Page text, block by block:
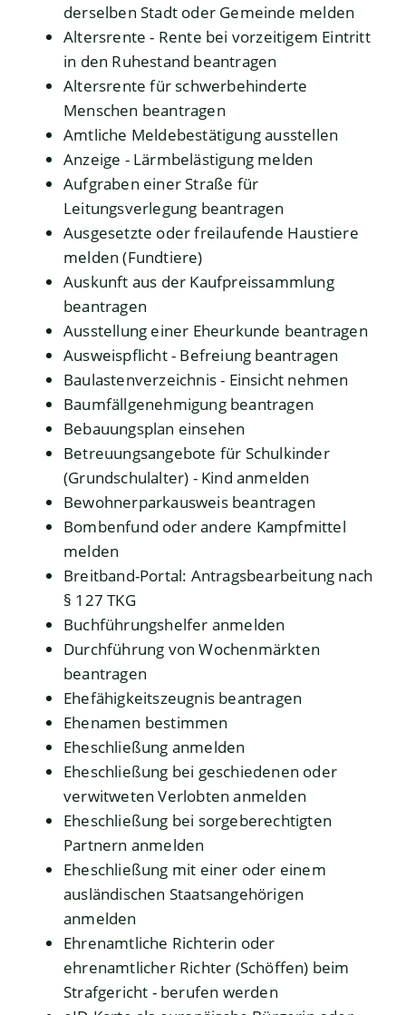
derselben Stadt oder Gemeinde melden
Altersrente - Rente bei vorzeitigem Eintritt
in den Ruhestand beantragen
Altersrente für schwerbehinderte
Menschen beantragen
Amtliche Meldebestätigung ausstellen
Anzeige - Lärmbelästigung melden
Aufgraben einer Straße für
Leitungsverlegung beantragen
Ausgesetzte oder freilaufende Haustiere
melden (Fundtiere)
Auskunft aus der Kaufpreissammlung
beantragen
Ausstellung einer Eheurkunde beantragen
Ausweispflicht - Befreiung beantragen
Baulastenverzeichnis - Einsicht nehmen
Baumfällgenehmigung beantragen
Bebauungsplan einsehen
Betreuungsangebote für Schulkinder
(Grundschulalter) - Kind anmelden
Bewohnerparkausweis beantragen
Bombenfund oder andere Kampfmittel
melden
Breitband-Portal: Antragsbearbeitung nach
§ 127 TKG
Buchführungshelfer anmelden
Durchführung von Wochenmärkten
beantragen
Ehefähigkeitszeugnis beantragen
Ehenamen bestimmen
Eheschließung anmelden
Eheschließung bei geschiedenen oder
verwitweten Verlobten anmelden
Eheschließung bei sorgeberechtigten
Partnern anmelden
Eheschließung mit einer oder einem
ausländischen Staatsangehörigen
anmelden
Ehrenamtliche Richterin oder
ehrenamtlicher Richter (Schöffen) beim
Strafgericht - berufen werden